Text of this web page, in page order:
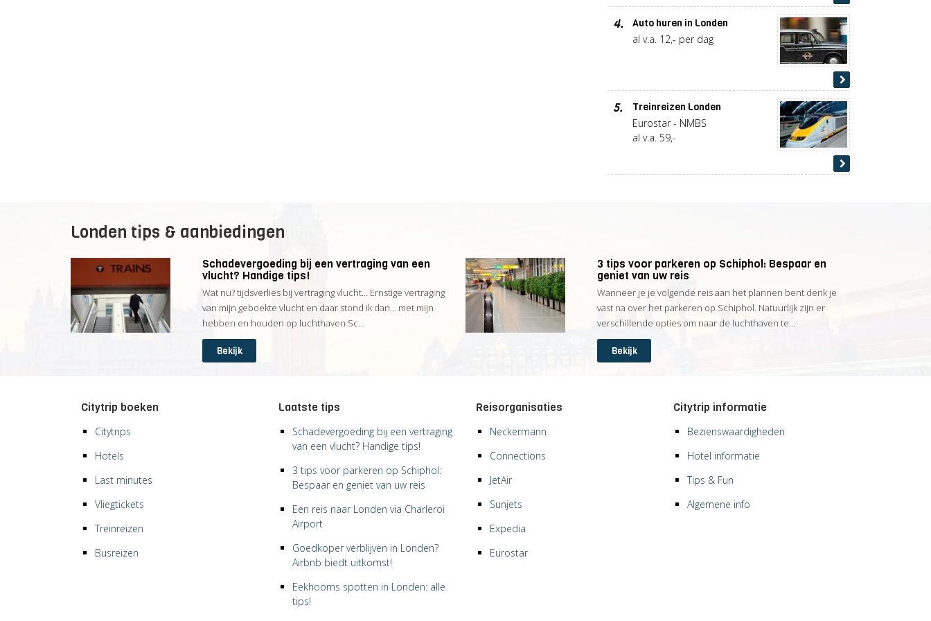
4.
Auto huren in Londen
al v.a. 12,- per dag
5.
Treinreizen Londen
Eurostar - NMBS
al v.a. 59,-
Londen tips & aanbiedingen
Schadevergoeding bij een vertraging van een
vlucht? Handige tips!
Wat nu? tijdsverlies bij vertraging vlucht… Ernstige vertraging
van mijn geboekte vlucht en daar stond ik dan… met mijn
hebben en houden op luchthaven Sc...
Bekijk
3 tips voor parkeren op Schiphol: Bespaar en
geniet van uw reis
Wanneer je je volgende reis aan het plannen bent denk je
vast na over het parkeren op Schiphol. Natuurlijk zijn er
verschillende opties om naar de luchthaven te...
Bekijk
Citytrip boeken
Citytrips
Hotels
Last minutes
Vliegtickets
Treinreizen
Busreizen
Laatste tips
Schadevergoeding bij een vertraging
van een vlucht? Handige tips!
3 tips voor parkeren op Schiphol:
Bespaar en geniet van uw reis
Een reis naar Londen via Charleroi
Airport
Goedkoper verblijven in Londen?
Airbnb biedt uitkomst!
Eekhoorns spotten in Londen: alle
tips!
Reisorganisaties
Neckermann
Connections
JetAir
Sunjets
Expedia
Eurostar
Citytrip informatie
Bezienswaardigheden
Hotel informatie
Tips & Fun
Algemene info